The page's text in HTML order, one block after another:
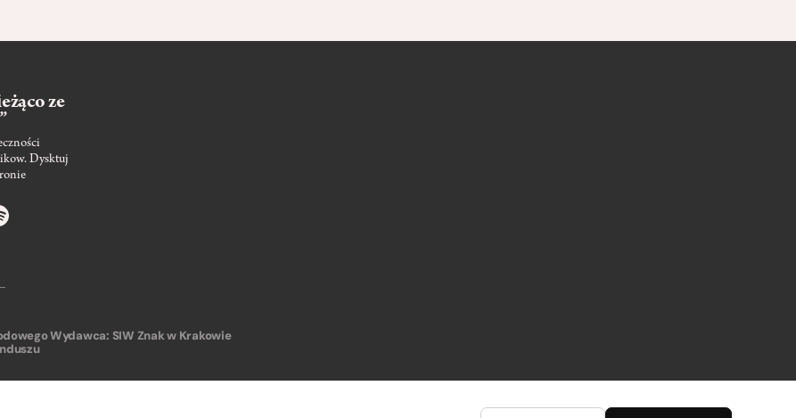
ze
Dysktuj
Wydawca: SIW Znak w Krakowie